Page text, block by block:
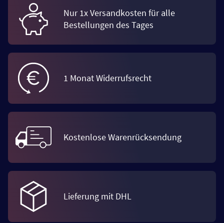
Nur 1x Versandkosten für alle
Bestellungen des Tages
1 Monat Widerrufsrecht
Kostenlose Warenrücksendung
Lieferung mit DHL